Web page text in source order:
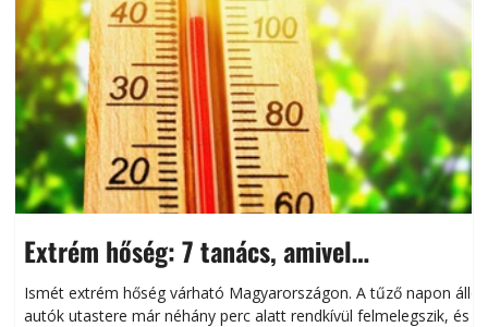
Extrém hőség: 7 tanács, amivel
megóvhatjuk autónkat a nyári károktól
Ismét extrém hőség várható Magyarországon. A tűző napon álló
autók utastere már néhány perc alatt rendkívül felmelegszik, és